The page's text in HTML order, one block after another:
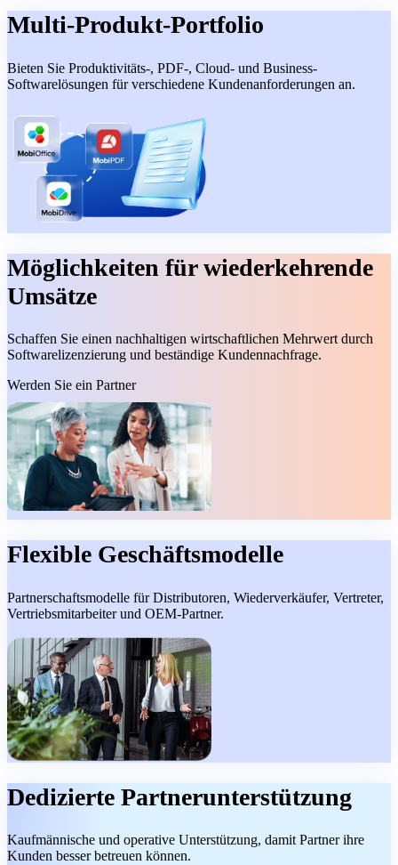
Multi-Produkt-Portfolio
Bieten Sie Produktivitäts-, PDF-, Cloud- und Business-
Softwarelösungen für verschiedene Kundenanforderungen an.
Möglichkeiten für wiederkehrende
Umsätze
Schaffen Sie einen nachhaltigen wirtschaftlichen Mehrwert durch
Softwarelizenzierung und beständige Kundennachfrage.
Werden Sie ein Partner
Flexible Geschäftsmodelle
Partnerschaftsmodelle für Distributoren, Wiederverkäufer, Vertreter,
Vertriebsmitarbeiter und OEM-Partner.
Dedizierte Partnerunterstützung
Kaufmännische und operative Unterstützung, damit Partner ihre
Kunden besser betreuen können.